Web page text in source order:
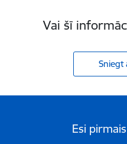
Vai šī
Sniegt
Esi